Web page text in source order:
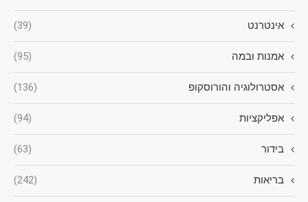
אינטרנט (39)
אמנות ובמה (95)
אסטרולוגיה והורוסקופ (136)
אפליקציות (94)
בידור (63)
בריאות (242)